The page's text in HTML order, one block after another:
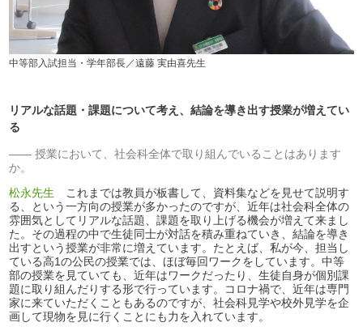
中等部入試担当・学年部長／遠藤 実由喜先生
リアルな話題・課題について考え、結論を導き出す授業が増えてい
る
授業において、社会科全体で取り組んでいることはあります
か。
松永先生 これまでは教員が板書して、資料集などを見せて説明す
る、という一方向の授業が多かったのですが、近年は社会科全体の
雰囲気としてリアルな話題、課題を取り上げる機会が増えて来まし
た。その過程の中で生徒同士が対話を積み重ねていき、結論を導き
出すという授業が非常に増えています。たとえば、私が今、担当し
ている高1の公民の授業では、ほぼ毎回ワークをしています。中等
部の授業を見ていても、近年はワークだったり、生徒自身が個別課
題に取り組んだりする形で行っています。コロナ禍で、近年は専門
家に来ていただくこともあるのですが、社会科見学や校外見学を企
画して現物を見に行くことにも力を入れています。